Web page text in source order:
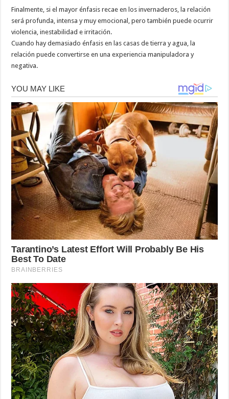
Finalmente, si el mayor énfasis recae en los invernaderos, la relación
será profunda, intensa y muy emocional, pero también puede ocurrir
violencia, inestabilidad e irritación.
Cuando hay demasiado énfasis en las casas de tierra y agua, la
relación puede convertirse en una experiencia manipuladora y
negativa.